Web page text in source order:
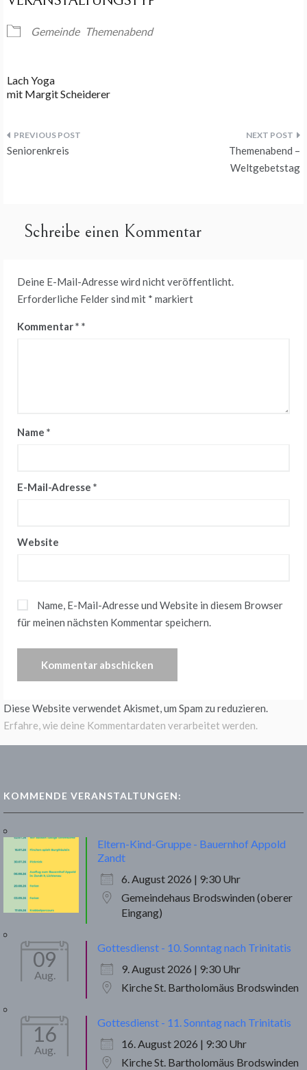
Gemeinde Themenabend
Lach Yoga
mit Margit Scheiderer
Beitragsnavigation
Seniorenkreis
Themenabend –
Weltgebetstag
Schreibe einen Kommentar
Deine E-Mail-Adresse wird nicht veröffentlicht.
Erforderliche Felder sind mit * markiert
Kommentar*
Name *
E-Mail-Adresse *
Website
Name, E-Mail-Adresse und Website in diesem Browser
für meinen nächsten Kommentar speichern.
Diese Website verwendet Akismet, um Spam zu reduzieren.
Erfahre, wie deine Kommentardaten verarbeitet werden.
KOMMENDE VERANSTALTUNGEN:
Eltern-Kind-Gruppe - Bauernhof Appold
Zandt
6. August 2026 | 9:30 Uhr
Gemeindehaus Brodswinden (oberer
Eingang)
09
Aug.
Gottesdienst - 10. Sonntag nach Trinitatis
9. August 2026 | 9:30 Uhr
Kirche St. Bartholomäus Brodswinden
16
Aug.
Gottesdienst - 11. Sonntag nach Trinitatis
16. August 2026 | 9:30 Uhr
Kirche St. Bartholomäus Brodswinden